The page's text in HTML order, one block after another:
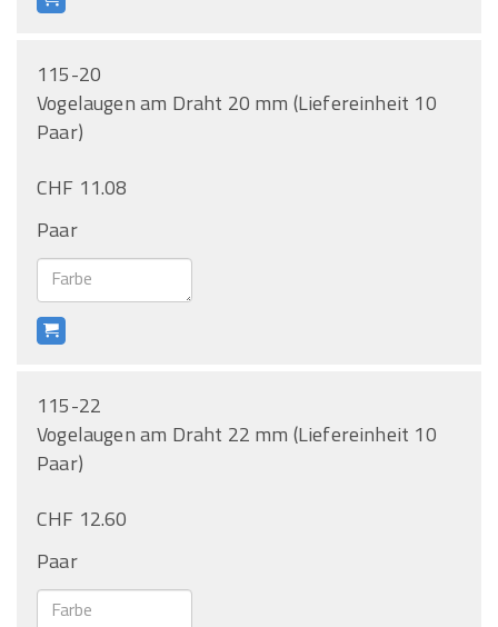
115-20
Vogelaugen am Draht 20 mm (Liefereinheit 10
Paar)
CHF 11.08
Paar
115-22
Vogelaugen am Draht 22 mm (Liefereinheit 10
Paar)
CHF 12.60
Paar